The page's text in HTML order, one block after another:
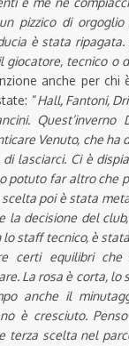
pizzico di
è stata ripagata.
giocatore, tecnico o
anche per chi
“Hall, Fantoni,
Quest’inverno
Venuto, che ha
lasciarci. Ci è
potuto far altro che
poi è stata
la decisione del
lo staff tecnico, è
certi equilibri che
La rosa è corta, lo
anche il
è cresciuto.
terza scelta nel